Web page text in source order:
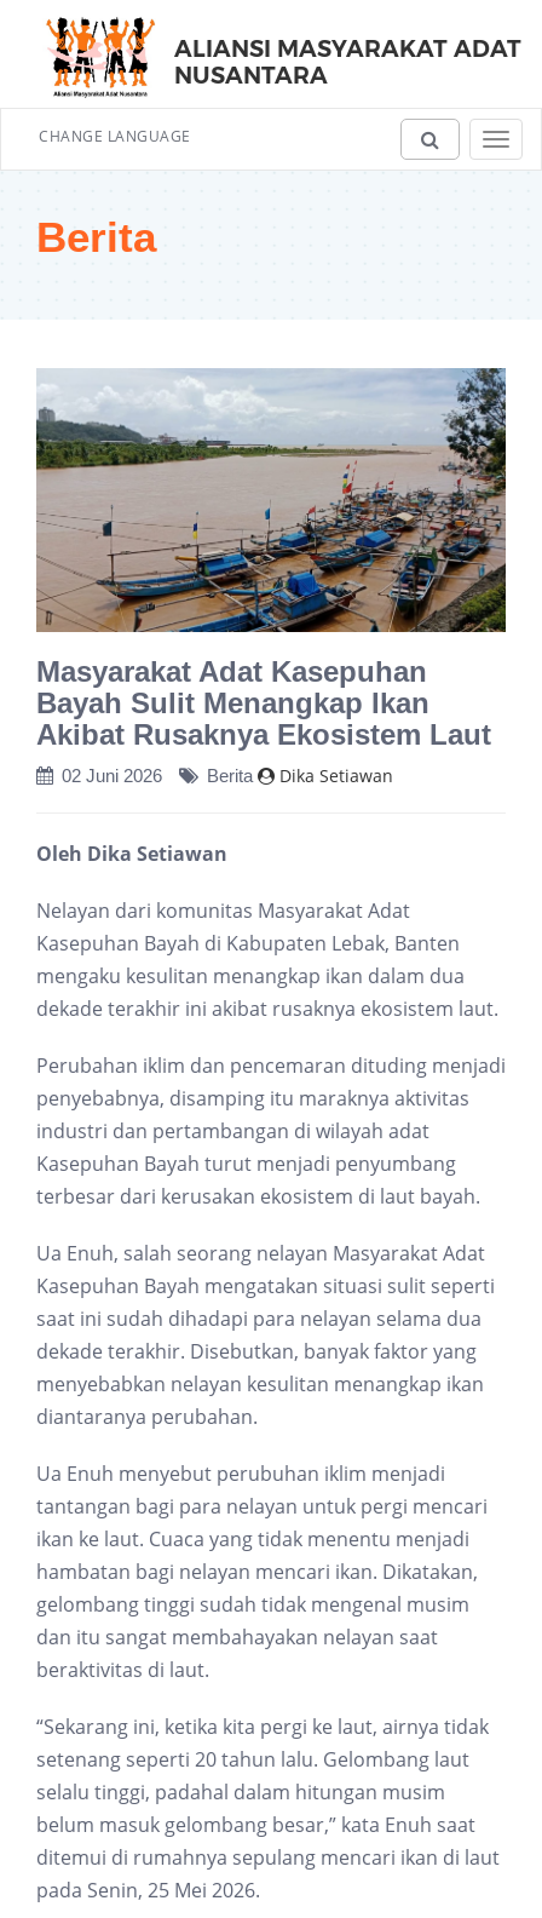
ALIANSI MASYARAKAT ADAT
NUSANTARA
CHANGE LANGUAGE
Berita
Masyarakat Adat Kasepuhan
Bayah Sulit Menangkap Ikan
Akibat Rusaknya Ekosistem Laut
02 Juni 2026 Berita Dika Setiawan
Oleh Dika Setiawan
Nelayan dari komunitas Masyarakat Adat
Kasepuhan Bayah di Kabupaten Lebak, Banten
mengaku kesulitan menangkap ikan dalam dua
dekade terakhir ini akibat rusaknya ekosistem laut.
Perubahan iklim dan pencemaran dituding menjadi
penyebabnya, disamping itu maraknya aktivitas
industri dan pertambangan di wilayah adat
Kasepuhan Bayah turut menjadi penyumbang
terbesar dari kerusakan ekosistem di laut bayah.
Ua Enuh, salah seorang nelayan Masyarakat Adat
Kasepuhan Bayah mengatakan situasi sulit seperti
saat ini sudah dihadapi para nelayan selama dua
dekade terakhir. Disebutkan, banyak faktor yang
menyebabkan nelayan kesulitan menangkap ikan
diantaranya perubahan.
Ua Enuh menyebut perubuhan iklim menjadi
tantangan bagi para nelayan untuk pergi mencari
ikan ke laut. Cuaca yang tidak menentu menjadi
hambatan bagi nelayan mencari ikan. Dikatakan,
gelombang tinggi sudah tidak mengenal musim
dan itu sangat membahayakan nelayan saat
beraktivitas di laut.
“Sekarang ini, ketika kita pergi ke laut, airnya tidak
setenang seperti 20 tahun lalu. Gelombang laut
selalu tinggi, padahal dalam hitungan musim
belum masuk gelombang besar,” kata Enuh saat
ditemui di rumahnya sepulang mencari ikan di laut
pada Senin, 25 Mei 2026.